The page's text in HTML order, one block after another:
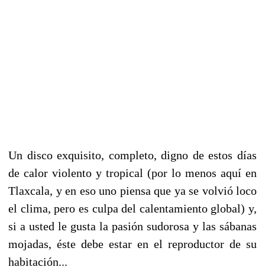
Un disco exquisito, completo, digno de estos días
de calor violento y tropical (por lo menos aquí en
Tlaxcala, y en eso uno piensa que ya se volvió loco
el clima, pero es culpa del calentamiento global) y,
si a usted le gusta la pasión sudorosa y las sábanas
mojadas, éste debe estar en el reproductor de su
habitación...